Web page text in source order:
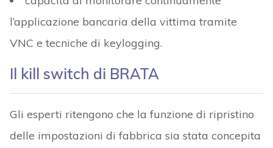
l’applicazione bancaria della vittima tramite
VNC e tecniche di keylogging.
Il kill switch di BRATA
Gli esperti ritengono che la funzione di ripristino
delle impostazioni di fabbrica sia stata concepita